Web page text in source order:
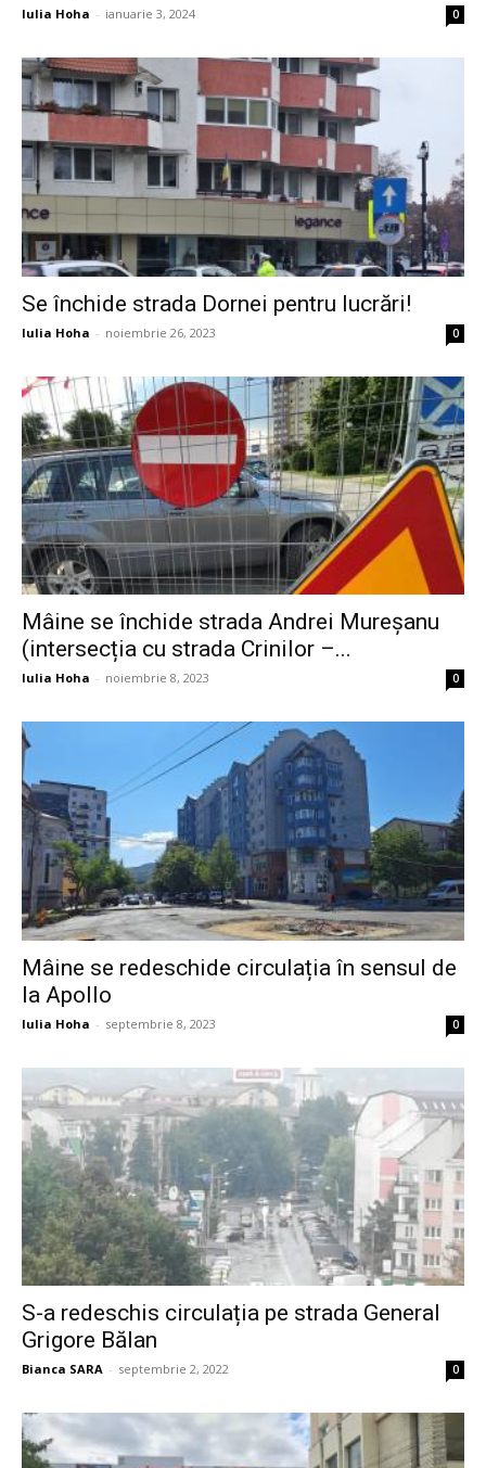
Iulia Hoha - ianuarie 3, 2024 0
Se închide strada Dornei pentru lucrări!
Iulia Hoha - noiembrie 26, 2023 0
Mâine se închide strada Andrei Mureșanu
(intersecția cu strada Crinilor –...
Iulia Hoha - noiembrie 8, 2023 0
Mâine se redeschide circulația în sensul de
la Apollo
Iulia Hoha - septembrie 8, 2023 0
S-a redeschis circulația pe strada General
Grigore Bălan
Bianca SARA - septembrie 2, 2022 0